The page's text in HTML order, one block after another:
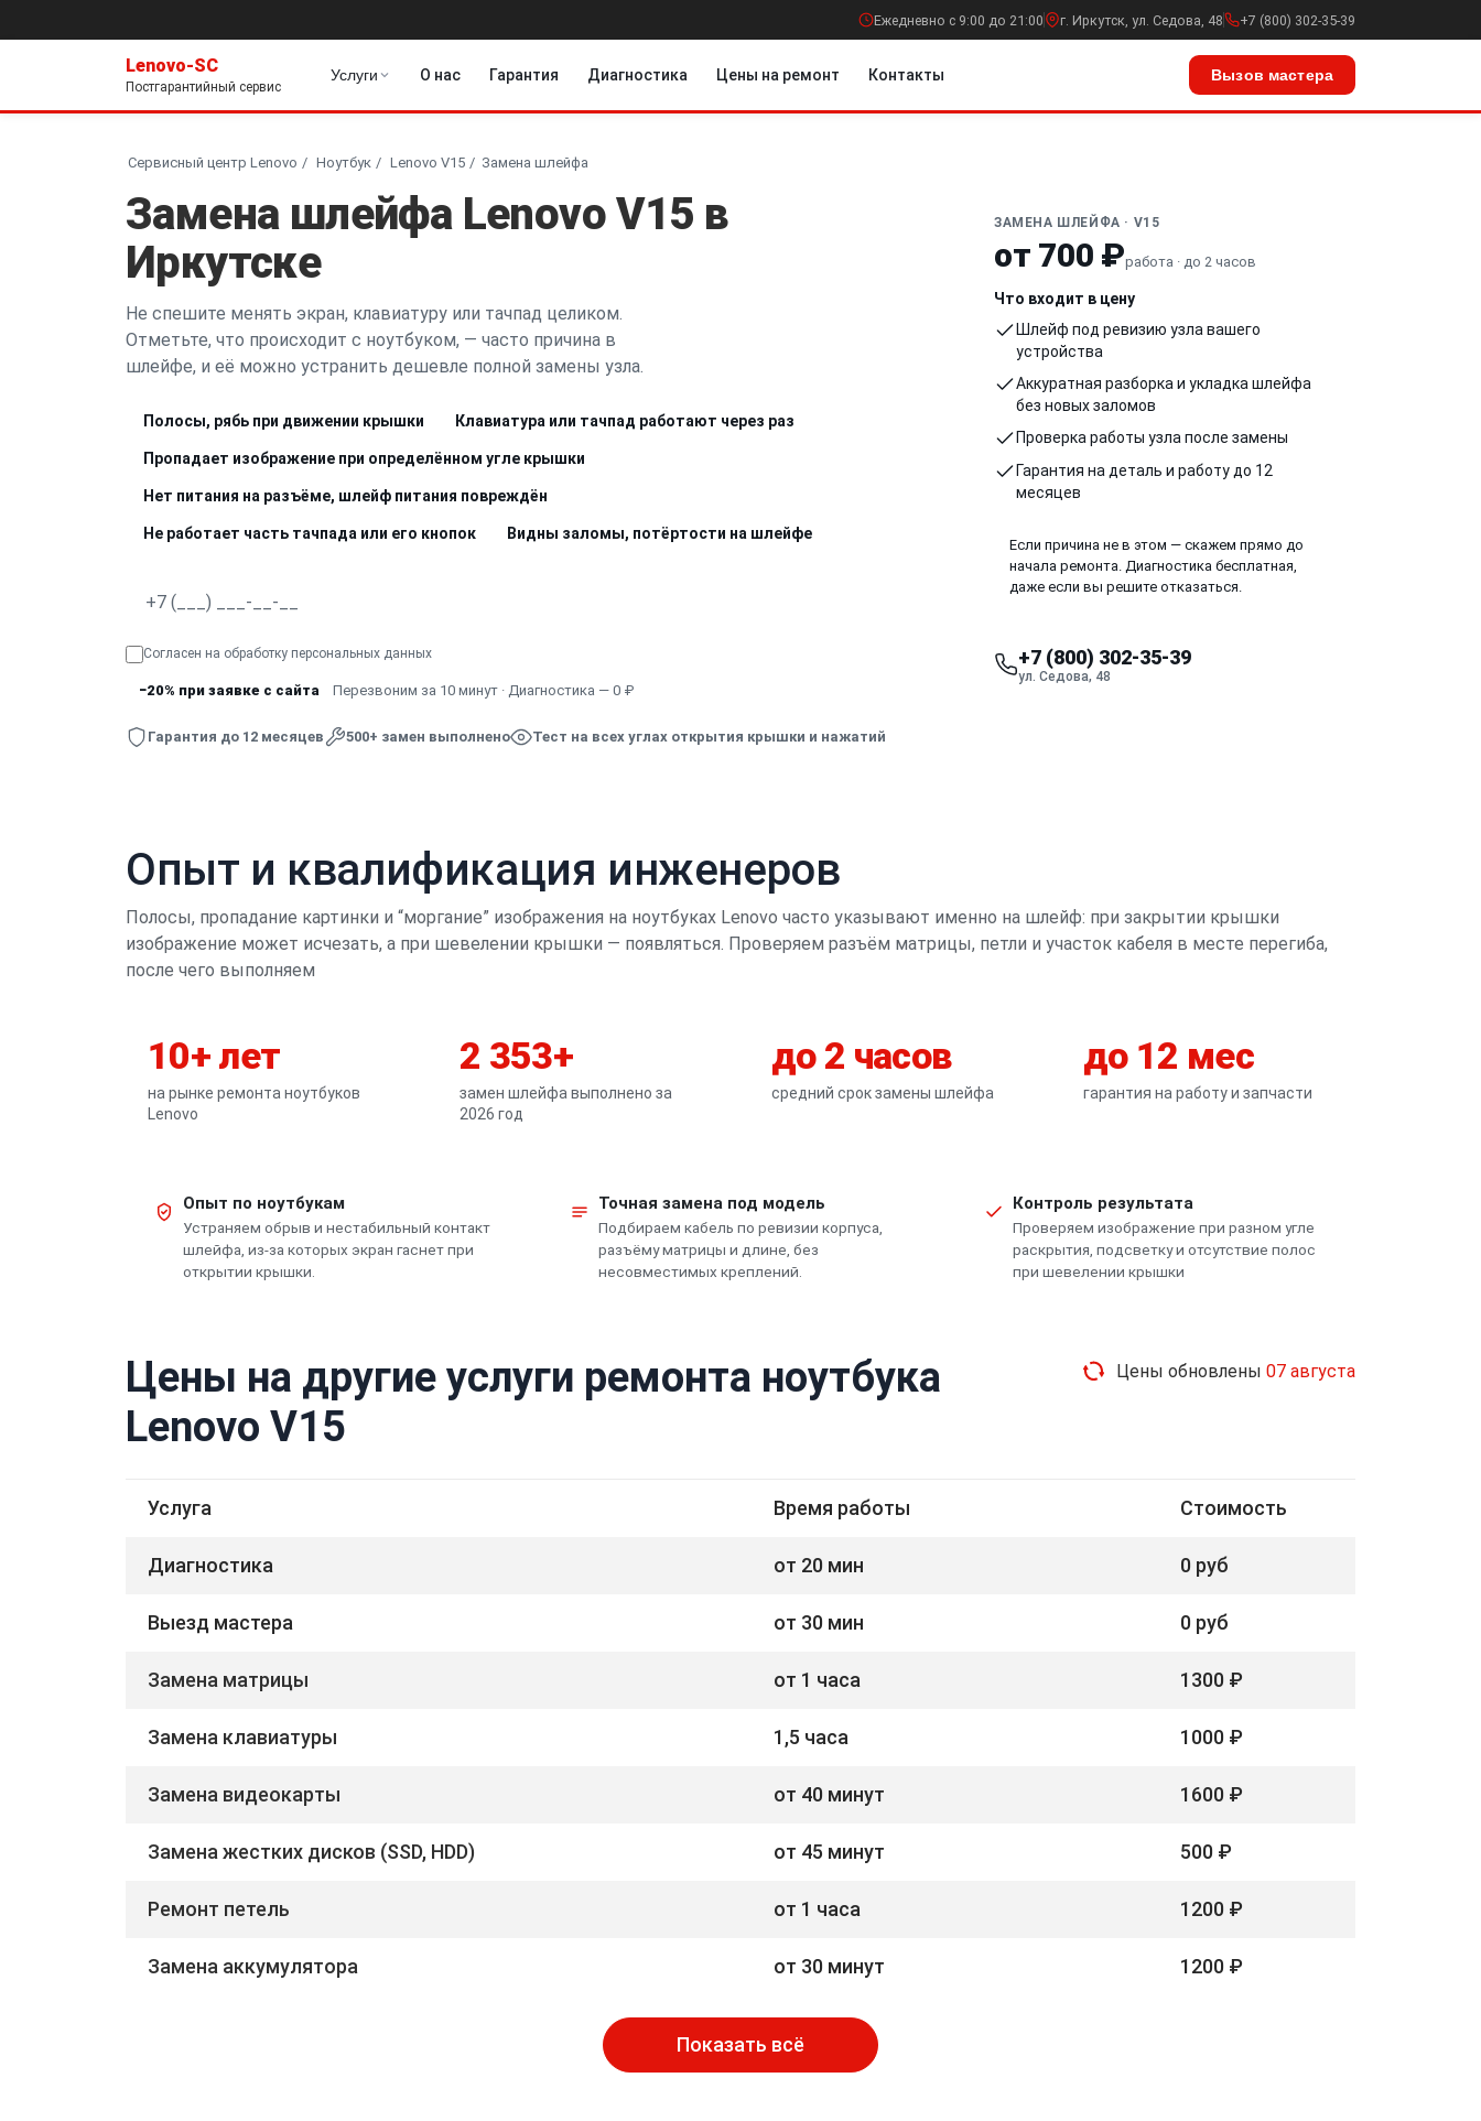
Ежедневно с 9:00 до 21:00 г. Иркутск, ул. Седова, 48 +7 (800) 302-35-39
Lenovo-SC
Постгарантийный сервис
Услуги О нас Гарантия Диагностика Цены на ремонт Контакты Вызов мастера
Сервисный центр Lenovo Ноутбук Lenovo V15 Замена шлейфа
Замена шлейфа Lenovo V15 в
Иркутске
Не спешите менять экран, клавиатуру или тачпад целиком.
Отметьте, что происходит с ноутбуком, — часто причина в
шлейфе, и её можно устранить дешевле полной замены узла.
Полосы, рябь при движении крышки Клавиатура или тачпад работают через раз
Пропадает изображение при определённом угле крышки
Нет питания на разъёме, шлейф питания повреждён
Не работает часть тачпада или его кнопок Видны заломы, потёртости на шлейфе
Согласен на обработку персональных данных
−20% при заявке с сайта Перезвоним за 10 минут · Диагностика — 0 ₽
Гарантия до 12 месяцев 500+ замен выполнено Тест на всех углах открытия крышки и нажатий
ЗАМЕНА ШЛЕЙФА · V15
от 700 ₽работа · до 2 часов
Что входит в цену
Шлейф под ревизию узла вашего
устройства
Аккуратная разборка и укладка шлейфа
без новых заломов
Проверка работы узла после замены
Гарантия на деталь и работу до 12
месяцев
Если причина не в этом — скажем прямо до
начала ремонта. Диагностика бесплатная,
даже если вы решите отказаться.
+7 (800) 302-35-39
ул. Седова, 48
Опыт и квалификация инженеров
Полосы, пропадание картинки и “моргание” изображения на ноутбуках Lenovo часто указывают именно на шлейф: при закрытии крышки
изображение может исчезать, а при шевелении крышки — появляться. Проверяем разъём матрицы, петли и участок кабеля в месте перегиба,
после чего выполняем
10+ лет
на рынке ремонта ноутбуков
Lenovo
2 353+
замен шлейфа выполнено за
2026 год
до 2 часов
средний срок замены шлейфа
до 12 мес
гарантия на работу и запчасти
Опыт по ноутбукам
Устраняем обрыв и нестабильный контакт
шлейфа, из-за которых экран гаснет при
открытии крышки.
Точная замена под модель
Подбираем кабель по ревизии корпуса,
разъёму матрицы и длине, без
несовместимых креплений.
Контроль результата
Проверяем изображение при разном угле
раскрытия, подсветку и отсутствие полос
при шевелении крышки
Цены на другие услуги ремонта ноутбука
Lenovo V15
Цены обновлены 07 августа
Услуга Время работы Стоимость
Диагностика от 20 мин 0 руб
Выезд мастера от 30 мин 0 руб
Замена матрицы от 1 часа 1300 ₽
Замена клавиатуры 1,5 часа 1000 ₽
Замена видеокарты от 40 минут 1600 ₽
Замена жестких дисков (SSD, HDD) от 45 минут 500 ₽
Ремонт петель от 1 часа 1200 ₽
Замена аккумулятора от 30 минут 1200 ₽
Показать всё